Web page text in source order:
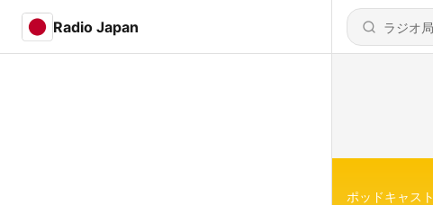
Radio Japan
ポッドキャスト